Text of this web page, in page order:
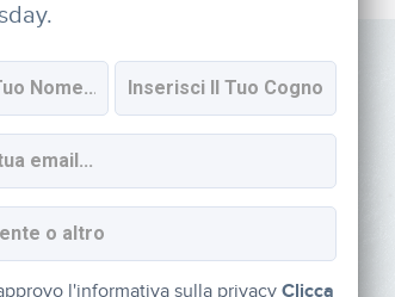
alla newsletter
l'informativa sulla privacyClicca